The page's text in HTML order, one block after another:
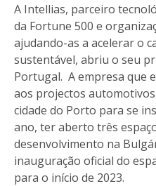
A Intellias, parceiro
da Fortune 500 e
ajudando-as a acelerar o
sustentável, abriu o seu
Portugal. A empresa que
aos projectos
cidade do Porto para se
ano, ter aberto três
desenvolvimento na
inauguração oficial do
para o início de 2023.